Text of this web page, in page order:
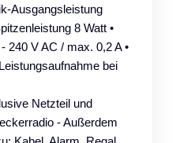
Ausgangsleistung
8 Watt •
240 V AC / max. 0,2 A •
bei
Netzteil und
- Außerdem